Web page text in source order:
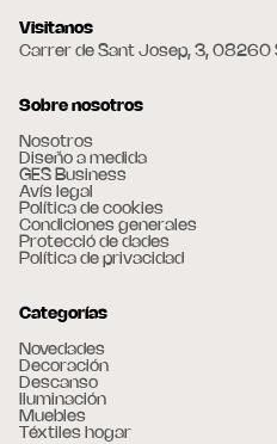
Visitanos
Carrer de Sant Josep, 3, 08260
Sobre nosotros
Nosotros
Diseño a medida
GES Business
Avís legal
Política de cookies
Condiciones generales
Protecció de dades
Política de privacidad
Categorías
Novedades
Decoración
Descanso
Iluminación
Muebles
Téxtiles hogar